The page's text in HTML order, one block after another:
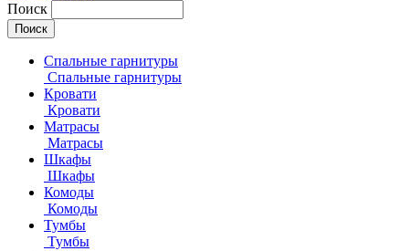
Поиск
Спальные гарнитуры
Спальные гарнитуры
Кровати
Кровати
Матрасы
Матрасы
Шкафы
Шкафы
Комоды
Комоды
Тумбы
Тумбы